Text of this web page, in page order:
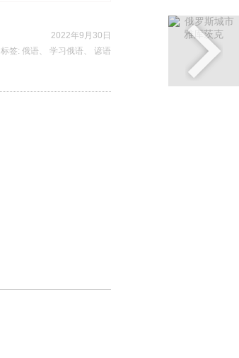
2022年9月30日
标签: 俄语、 学习俄语、 谚语